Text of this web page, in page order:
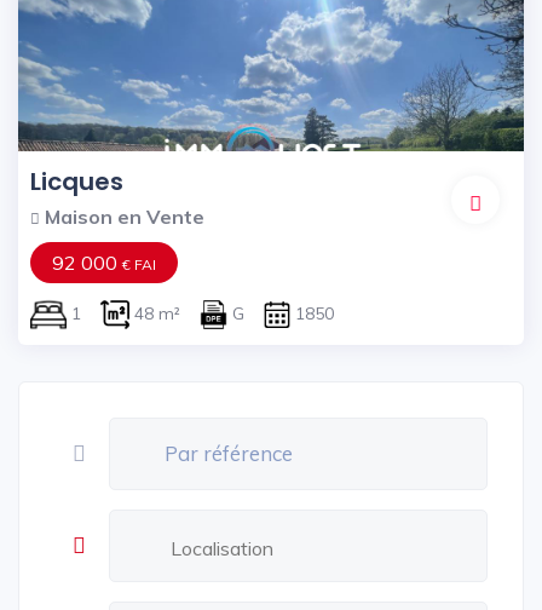
Licques
Maison en Vente
92 000€ FAI
1 48 m² G 1850